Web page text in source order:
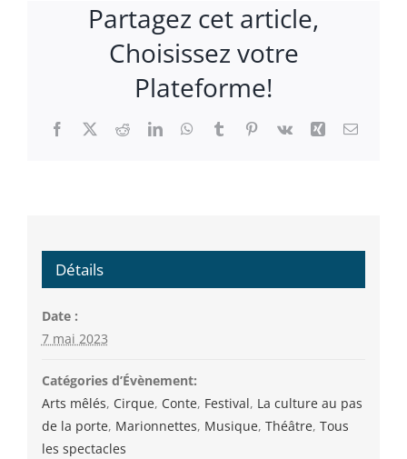
Partagez cet article,
Choisissez votre
Plateforme!
Facebook
X RedditLinkedInWhatsApp
TumblrPinterest
Vk Xing Email
Détails
Date :
7 mai 2023
Catégories d’Évènement:
Arts mêlés, Cirque, Conte, Festival, La culture au pas
de la porte, Marionnettes, Musique, Théâtre, Tous
les spectacles